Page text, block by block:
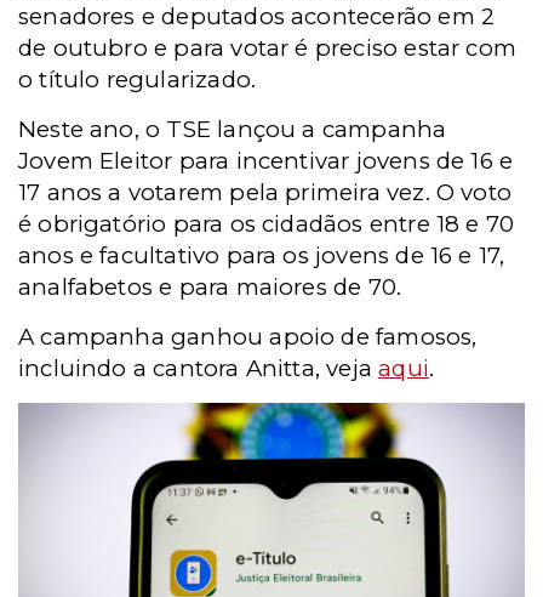
senadores e deputados acontecerão em 2
de outubro e para votar é preciso estar com
o título regularizado.
Neste ano, o TSE lançou a campanha
Jovem Eleitor para incentivar jovens de 16 e
17 anos a votarem pela primeira vez. O voto
é obrigatório para os cidadãos entre 18 e 70
anos e facultativo para os jovens de 16 e 17,
analfabetos e para maiores de 70.
A campanha ganhou apoio de famosos,
incluindo a cantora Anitta, vejaaqui.